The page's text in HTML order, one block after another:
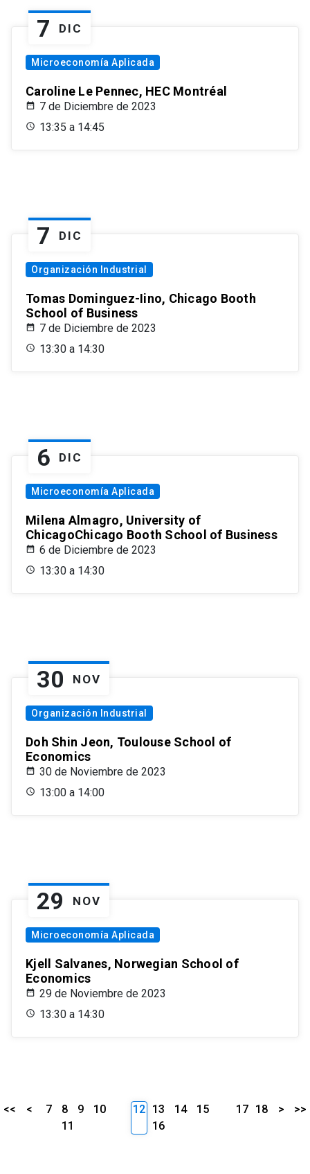
7 DIC
Microeconomía Aplicada
Caroline Le Pennec, HEC Montréal
7 de Diciembre de 2023
13:35 a 14:45
7 DIC
Organización Industrial
Tomas Dominguez-Iino, Chicago Booth
School of Business
7 de Diciembre de 2023
13:30 a 14:30
6 DIC
Microeconomía Aplicada
Milena Almagro, University of
ChicagoChicago Booth School of Business
6 de Diciembre de 2023
13:30 a 14:30
30 NOV
Organización Industrial
Doh Shin Jeon, Toulouse School of
Economics
30 de Noviembre de 2023
13:00 a 14:00
29 NOV
Microeconomía Aplicada
Kjell Salvanes, Norwegian School of
Economics
29 de Noviembre de 2023
13:30 a 14:30
<< < 7 8 9
10
11
12 13 14
15
16
17 18 > >>